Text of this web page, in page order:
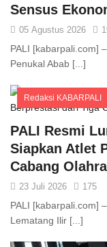
Sensus
05 Agustus 2026
PALI [kabarpali.com]
Penukal Abab [...]
Redaksi KABARPALI
PALI Resmi
Siapkan Atlet
Cabang
23 Juli 2026 175
PALI [kabarpali.com]
Lematang Ilir [...]